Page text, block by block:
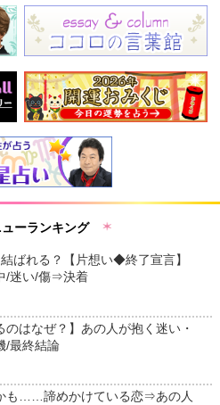
ューランキング
ばれる？【片想い◆終了宣言】
/迷い/傷⇒決着
のはなぜ？】あの人が抱く迷い・
/最終結論
も……諦めかけている恋⇒あの人